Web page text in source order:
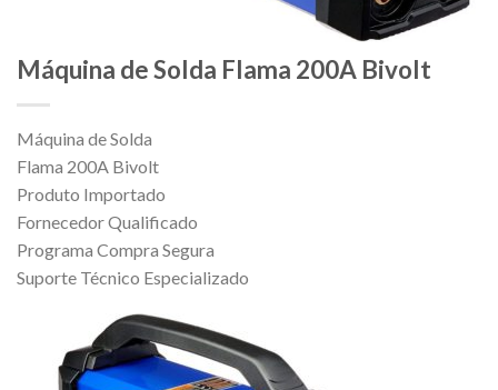
Máquina de Solda Flama 200A Bivolt
Máquina de Solda
Flama 200A Bivolt
Produto Importado
Fornecedor Qualificado
Programa Compra Segura
Suporte Técnico Especializado